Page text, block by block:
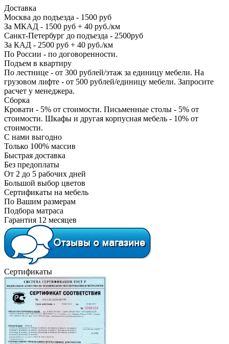
Доставка
Москва до подъезда - 1500 руб
За МКАД - 1500 руб + 40 руб./км
Санкт-Петербург до подъезда - 2500руб
За КАД - 2500 руб + 40 руб./км
По России - по договоренности.
Подъем в квартиру
По лестнице - от 300 рублей/этаж за единицу мебели. На
грузовом лифте - от 500 рублей/единицу мебели. Запросите
расчет у менеджера.
Сборка
Кровати - 5% от стоимости. Письменные столы - 5% от
стоимости. Шкафы и другая корпусная мебель - 10% от
стоимости.
С нами выгодно
Только 100% массив
Быстрая доставка
Без предоплаты
От 2 до 5 рабочих дней
Большой выбор цветов
Сертификаты на мебель
По Вашим размерам
Подбора матраса
Гарантия 12 месяцев
Сертификаты